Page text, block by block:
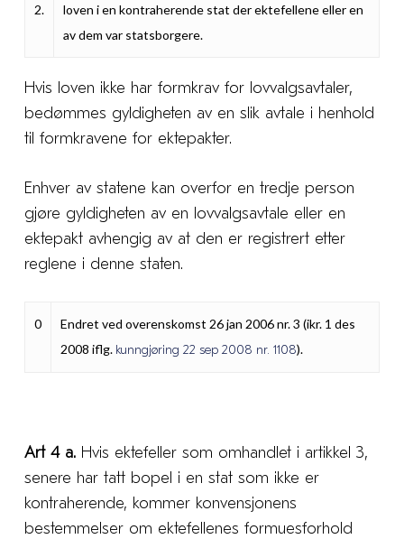
2.
loven i en kontraherende stat der ektefellene eller en
av dem var statsborgere.
Hvis loven ikke har formkrav for lovvalgsavtaler,
bedømmes gyldigheten av en slik avtale i henhold
til formkravene for ektepakter.
Enhver av statene kan overfor en tredje person
gjøre gyldigheten av en lovvalgsavtale eller en
ektepakt avhengig av at den er registrert etter
reglene i denne staten.
0
Endret ved overenskomst 26 jan 2006 nr. 3 (ikr. 1 des
2008 iflg. kunngjøring 22 sep 2008 nr. 1108).
Art 4 a.Hvis ektefeller som omhandlet i artikkel 3,
senere har tatt bopel i en stat som ikke er
kontraherende, kommer konvensjonens
bestemmelser om ektefellenes formuesforhold